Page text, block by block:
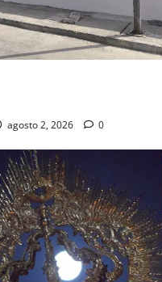
agosto 2, 2026 0